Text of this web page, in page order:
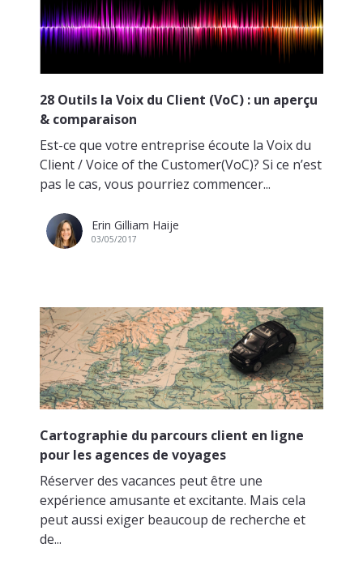
28 Outils la Voix du Client (VoC) : un aperçu
& comparaison
Est-ce que votre entreprise écoute la Voix du
Client / Voice of the Customer(VoC)? Si ce n’est
pas le cas, vous pourriez commencer...
Erin Gilliam Haije
03/05/2017
Cartographie du parcours client en ligne
pour les agences de voyages
Réserver des vacances peut être une
expérience amusante et excitante. Mais cela
peut aussi exiger beaucoup de recherche et
de...